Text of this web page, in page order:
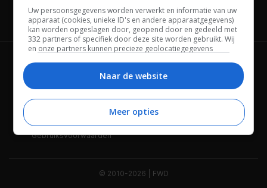
Channels
Wie is FWD Privacybeleid
Adverteren Contact
Gebruiksvoorwaarden
© 2010-2026 | FWD
Uw persoonsgegevens worden verwerkt en informatie van uw
apparaat (cookies, unieke ID's en andere apparaatgegevens)
kan worden opgeslagen door, geopend door en gedeeld met
332 partners of specifiek door deze site worden gebruikt. Wij
en onze partners kunnen precieze geolocatiegegevens
Bepaalde leveranciers kunnen uw persoonsgegevens
beheren. Zoek onderaan deze pagina of in het sitemenu naar
een link om uw toestemming te beheren of in te trekken via de
privacy- en cookie-instellingen.
Naar de website
Meer opties